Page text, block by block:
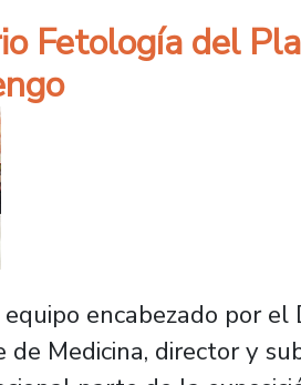
Fetología del
encabezado por el
de Medicina, director y